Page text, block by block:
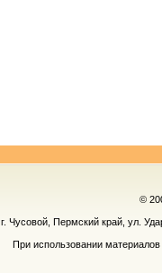
©
г. Чусовой, Пермский край, ул.
При использовании